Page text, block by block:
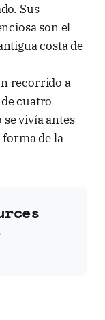
Sus
son el
costa de
recorrido a
cuatro
vivía antes
de la